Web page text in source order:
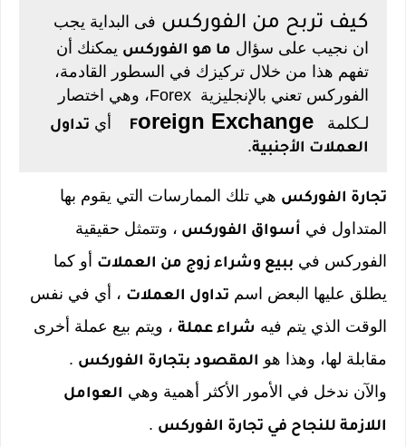
كيف تربح من الفوركس فى البداية يجب
ان نجيب على سؤال ما هو الفوركس يمكنك أن
تفهم هذا من خلال تركيزك في السطور القادمة،
الفوركس تعني بالإنجليزية Forex، وهي اختصار
لـكلمة
Foreign Exchange أي تداول
العملات الأجنبية.
تجارة الفوركس هي تلك الممارسات التي يقوم بها
المتداول في أسواق الفوركس ، وتتمثل حقيقية
الفوركس في ببيع وشراء زوج من العملات
أو كما
يطلق عليها البعض اسم تداول العملات ، أي في نفس
الوقت الذي يتم فيه شراء عملة ، ويتم بيع عملة أخرى
مقابلة لها، وهذا هو المقصود بتجارة الفوركس .
والآن ندخل في الأمور الأكثر أهمية وهي العوامل
اللازمة للنجاح في تجارة الفوركس .